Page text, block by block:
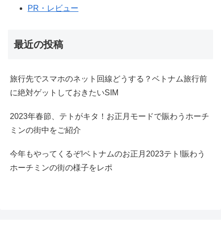
PR・レビュー
最近の投稿
旅行先でスマホのネット回線どうする？ベトナム旅行前
に絶対ゲットしておきたいSIM
2023年春節、テトがキタ！お正月モードで賑わうホーチ
ミンの街中をご紹介
今年もやってくるぞ!ベトナムのお正月2023テト!賑わう
ホーチミンの街の様子をレポ